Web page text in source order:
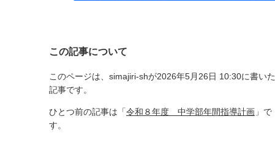
この記事について
このページは、simajiri-shが2026年5月26日 10:30に書いた
記事です。
ひとつ前の記事は「令和８年度 中学部年間指導計画 」で
す。